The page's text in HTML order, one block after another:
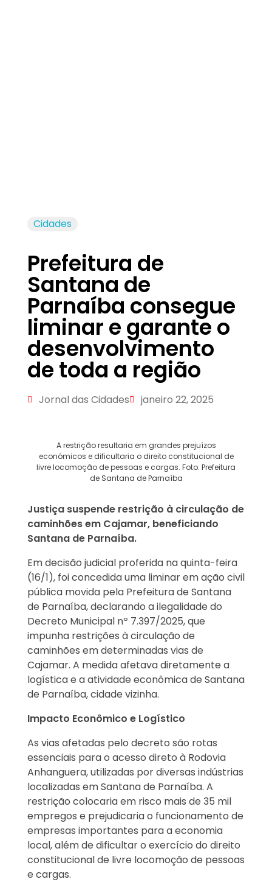
Cidades
Prefeitura de
Santana de
Parnaíba consegue
liminar e garante o
desenvolvimento
de toda a região
Jornal das Cidades janeiro 22, 2025
A restrição resultaria em grandes prejuízos
econômicos e dificultaria o direito constitucional de
livre locomoção de pessoas e cargas. Foto: Prefeitura
de Santana de Parnaíba
Justiça suspende restrição à circulação de
caminhões em Cajamar, beneficiando
Santana de Parnaíba.
Em decisão judicial proferida na quinta-feira
(16/1), foi concedida uma liminar em ação civil
pública movida pela Prefeitura de Santana
de Parnaíba, declarando a ilegalidade do
Decreto Municipal nº 7.397/2025, que
impunha restrições à circulação de
caminhões em determinadas vias de
Cajamar. A medida afetava diretamente a
logística e a atividade econômica de Santana
de Parnaíba, cidade vizinha.
Impacto Econômico e Logístico
As vias afetadas pelo decreto são rotas
essenciais para o acesso direto à Rodovia
Anhanguera, utilizadas por diversas indústrias
localizadas em Santana de Parnaíba. A
restrição colocaria em risco mais de 35 mil
empregos e prejudicaria o funcionamento de
empresas importantes para a economia
local, além de dificultar o exercício do direito
constitucional de livre locomoção de pessoas
e cargas.